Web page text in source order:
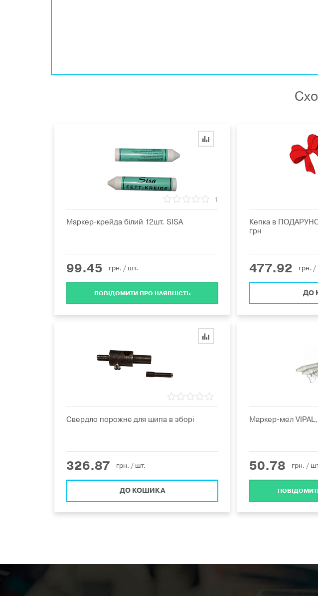
1
Маркер-крейда білий 12шт. SISA
99.45 грн. / шт.
ПОВІДОМИТИ ПРО НАЯВНІСТЬ
Кепка в
грн
477.92 грн. /
ДО
Свердло порожнє для шипа в зборі
326.87 грн. / шт.
ДО КОШИКА
Маркер-мел
50.78 грн. /